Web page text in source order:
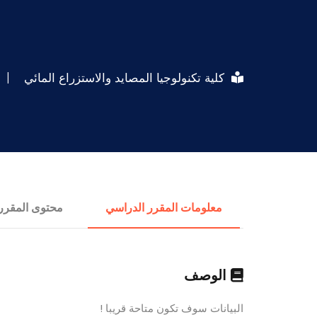
كلية تكنولوجيا المصايد والاستزراع المائي |
معلومات المقرر الدراسي محتوى المقرر
الوصف
البيانات سوف تكون متاحة قريبا !